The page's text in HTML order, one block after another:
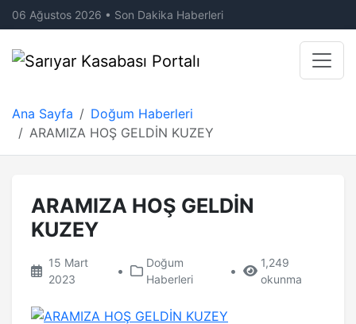
06 Ağustos 2026 • Son Dakika Haberleri
Ana Sayfa
Doğum Haberleri
ARAMIZA HOŞ GELDİN KUZEY
ARAMIZA HOŞ GELDİN
KUZEY
15 Mart
2023
•
Doğum
Haberleri
•
1,249
okunma